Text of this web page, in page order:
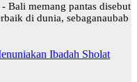
Bali memang pantas disebut
di dunia, sebaganaubab